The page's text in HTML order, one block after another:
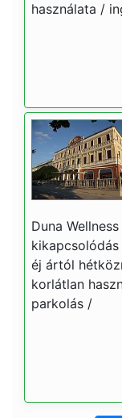
használata /
Duna
éj ártól
korlátlan
parkolás /